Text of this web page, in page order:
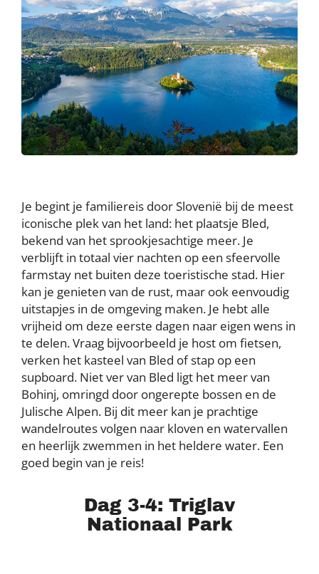
Je begint je familiereis door Slovenië bij de meest
iconische plek van het land: het plaatsje Bled,
bekend van het sprookjesachtige meer. Je
verblijft in totaal vier nachten op een sfeervolle
farmstay net buiten deze toeristische stad. Hier
kan je genieten van de rust, maar ook eenvoudig
uitstapjes in de omgeving maken. Je hebt alle
vrijheid om deze eerste dagen naar eigen wens in
te delen. Vraag bijvoorbeeld je host om fietsen,
verken het kasteel van Bled of stap op een
supboard. Niet ver van Bled ligt het meer van
Bohinj, omringd door ongerepte bossen en de
Julische Alpen. Bij dit meer kan je prachtige
wandelroutes volgen naar kloven en watervallen
en heerlijk zwemmen in het heldere water. Een
goed begin van je reis!
Dag 3-4: Triglav
Nationaal Park